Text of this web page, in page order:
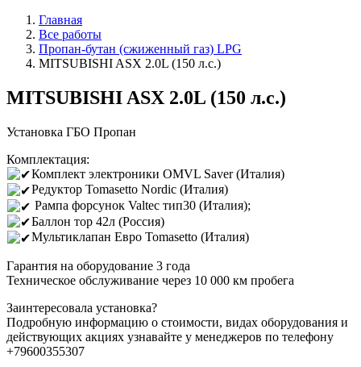
Главная
Все работы
Пропан-бутан (сжиженный газ) LPG
MITSUBISHI ASX 2.0L (150 л.с.)
MITSUBISHI ASX 2.0L (150 л.с.)
Установка ГБО Пропан
Комплектация:
Комплект электроники OMVL Saver (Италия)
Редуктор Tomasetto Nordic (Италия)
Рампа форсунок Valtec тип30 (Италия);
Баллон тор 42л (Россия)
Мультиклапан Евро Tomasetto (Италия)
Гарантия на оборудование 3 года
Техническое обслуживание через 10 000 км пробега
Заинтересовала установка?
Подробную информацию о стоимости, видах оборудования и
действующих акциях узнавайте у менеджеров по телефону
+79600355307